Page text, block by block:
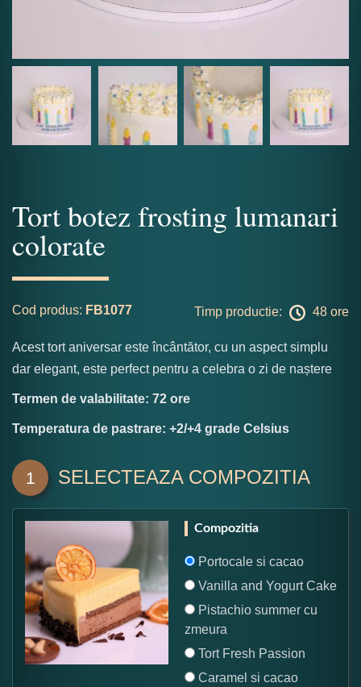
Tort botez frosting lumanari
colorate
Cod produs: FB1077 Timp productie: 48 ore
Acest tort aniversar este încântător, cu un aspect simplu
dar elegant, este perfect pentru a celebra o zi de naștere
Termen de valabilitate: 72 ore
Temperatura de pastrare: +2/+4 grade Celsius
1 SELECTEAZA COMPOZITIA
Compozitia
Portocale si cacao
Vanilla and Yogurt Cake
Pistachio summer cu
zmeura
Tort Fresh Passion
Caramel si cacao